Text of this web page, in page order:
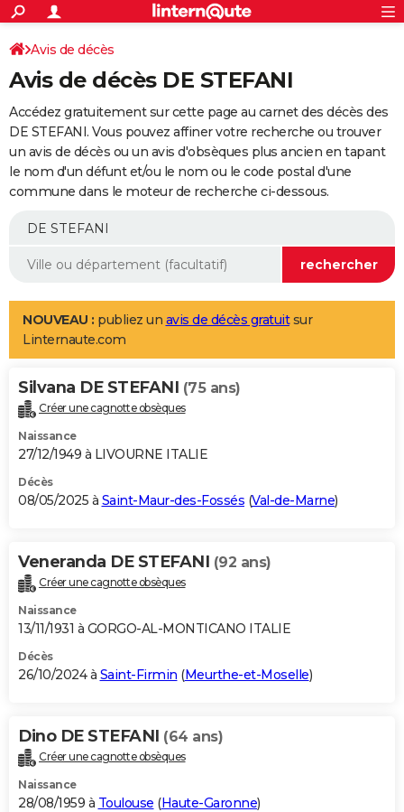
ACTUALITÉS
Politique
Société
Faits Divers
Education
Monde
Villes
+
SPORT
Coupe du monde 2026
Football
Tennis
Cyclisme
Rugby
Forum
Programme TV
TNT
Streaming
Cinéma
Sorties cinéma
Musique
+
FINANCE
Impôts
Immobilier
Risques naturels par ville
Banque
Assurance
Crédit
AUTO
Essais
Réserver un essai
Citadines
Berlines
SUV
Forum auto
+
Mobiles
Meilleur smartphone
Internet
Ordinateurs
Jeux vidéo
Guide high-tech
Aménagement intérieur
LIFESTYLE
Art de vivre
Bien-être
Loisirs
Mode
Modes de vie
Alimentation
Guide de la santé
Maladies
Médicaments
Sommeil
VOYAGE
Destinations
City break
Voyage nature
Voyage de noces
Forum
Climat
+PHOTO
GUIDES D'ACHAT
BONS PLANS
Carte de Noël
Carte Bonne année
Carte Saint-Valentin
Carte Pâques
Carte d'anniversaire
DICTIONNAIRE
Dictionnaire
Biographies
Citations
Expressions
Proverbes
PROGRAMME TV
S'inscrire
Se connecter
Lycées
Collèges
Primaires
Universités
Entreprises
Service militaire
Avis de recherche
AVIS DE DÉCÈS
Bricolage
Lifestyle
Culture
Sport
Auto
Television
Voyage
Cinema
Avis de décès
Avis de décès DE STEFANI
Accédez gratuitement sur cette page au carnet des décès des
DE STEFANI. Vous pouvez affiner votre recherche ou trouver
un avis de décès ou un avis d'obsèques plus ancien en tapant
le nom d'un défunt et/ou le nom ou le code postal d'une
commune dans le moteur de recherche ci-dessous.
NOUVEAU : publiez un avis de décès gratuitsur
Linternaute.com
Silvana DE STEFANI (75 ans)
Créer une cagnotte obsèques
Naissance
27/12/1949 à LIVOURNE ITALIE
Décès
08/05/2025 à Saint-Maur-des-Fossés (Val-de-Marne)
Veneranda DE STEFANI (92 ans)
Créer une cagnotte obsèques
Naissance
13/11/1931 à GORGO-AL-MONTICANO ITALIE
Décès
26/10/2024 à Saint-Firmin (Meurthe-et-Moselle)
Dino DE STEFANI (64 ans)
Créer une cagnotte obsèques
Naissance
28/08/1959 à Toulouse (Haute-Garonne)